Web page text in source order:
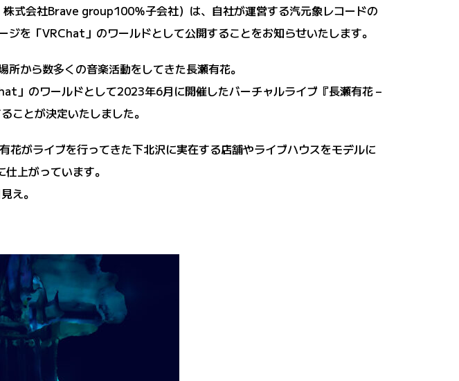
式会社Brave group100％子会社）は、自社が運営する汽元象レコードの
を「VRChat」のワールドとして公開することをお知らせいたします。
から数多くの音楽活動をしてきた長瀬有花。
」のワールドとして2023年6月に開催したバーチャルライブ『長瀬有花 –
ことが決定いたしました。
がライブを行ってきた下北沢に実在する店舗やライブハウスをモデルに
上がっています。
え。